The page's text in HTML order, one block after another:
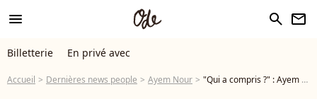
menu search newsletter
Billetterie En privé avec
Accueil Dernières news people Ayem Nour "Qui a compris ?" : Ayem Nour fait une annonce qui interroge, une supposition émerge